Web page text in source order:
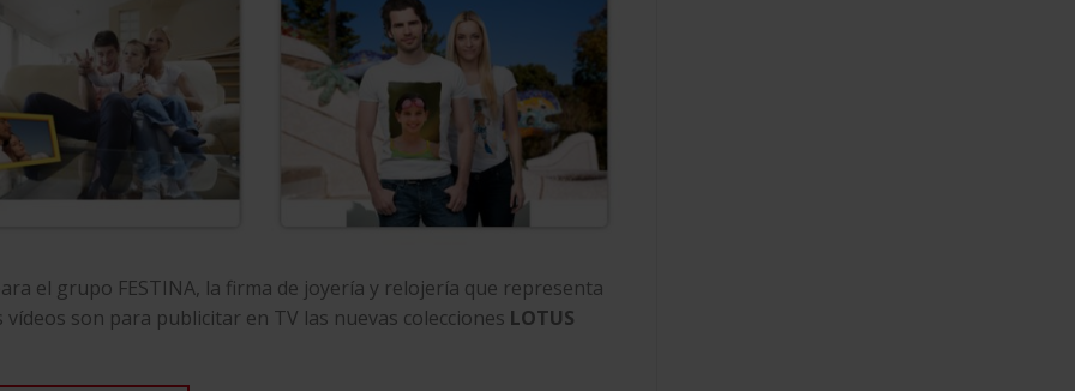
el grupo FESTINA, la firma de joyería y relojería que representa
vídeos son para publicitar en TV las nuevas colecciones LOTUS